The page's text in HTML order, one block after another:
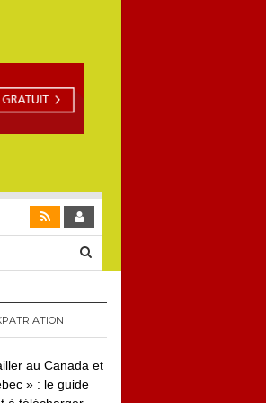
au Canada et
» : le guide